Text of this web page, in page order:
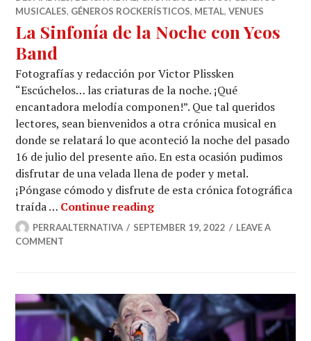
MUSICALES, GÉNEROS ROCKERÍSTICOS, METAL,VENUES
La Sinfonía de la Noche con Yeos
Band
Fotografías y redacción por Victor Plissken
“Escúchelos… las criaturas de la noche. ¡Qué
encantadora melodía componen!”. Que tal queridos
lectores, sean bienvenidos a otra crónica musical en
donde se relatará lo que aconteció la noche del pasado
16 de julio del presente año. En esta ocasión pudimos
disfrutar de una velada llena de poder y metal.
¡Póngase cómodo y disfrute de esta crónica fotográfica
traída … Continue readingLa Sinfonía de la Noche con
PERRAALTERNATIVA SEPTEMBER 19, 2022
LEAVE A
COMMENT